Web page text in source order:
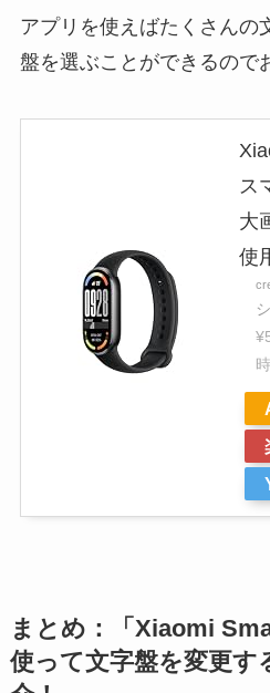
アプリを使えばたくさんの
盤を選ぶことができるので
ス
大
使
まとめ：「Xiaomi
使って文字盤を変更す